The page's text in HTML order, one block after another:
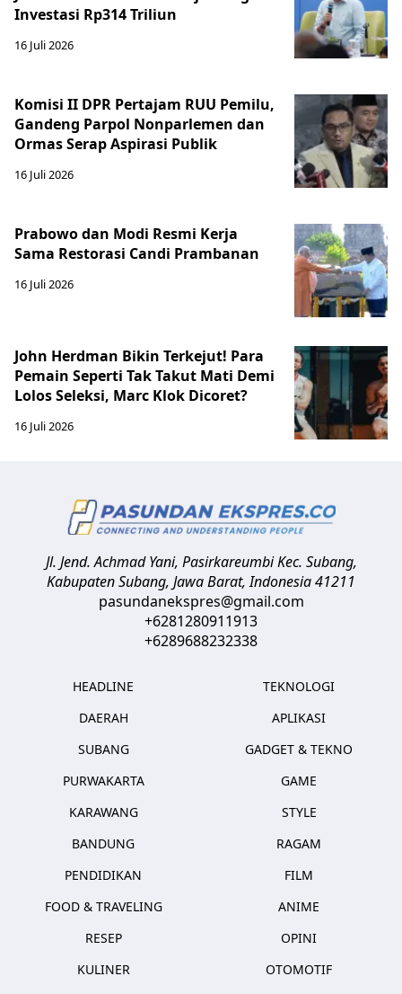
Investasi Rp314 Triliun
16 Juli 2026
Komisi II DPR Pertajam RUU Pemilu,
Gandeng Parpol Nonparlemen dan
Ormas Serap Aspirasi Publik
16 Juli 2026
Prabowo dan Modi Resmi Kerja
Sama Restorasi Candi Prambanan
16 Juli 2026
John Herdman Bikin Terkejut! Para
Pemain Seperti Tak Takut Mati Demi
Lolos Seleksi, Marc Klok Dicoret?
16 Juli 2026
Jl. Jend. Achmad Yani, Pasirkareumbi Kec. Subang,
Kabupaten Subang, Jawa Barat,Indonesia41211
pasundanekspres@gmail.com
+6281280911913
+6289688232338
HEADLINE
DAERAH
SUBANG
PURWAKARTA
KARAWANG
BANDUNG
PENDIDIKAN
FOOD & TRAVELING
RESEP
KULINER
TEKNOLOGI
APLIKASI
GADGET & TEKNO
GAME
STYLE
RAGAM
FILM
ANIME
OPINI
OTOMOTIF